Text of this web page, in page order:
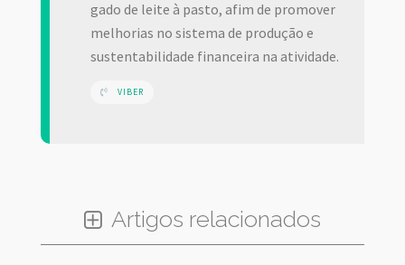
gado de leite à pasto, afim de promover
melhorias no sistema de produção e
sustentabilidade financeira na atividade.
VIBER
Artigos relacionados